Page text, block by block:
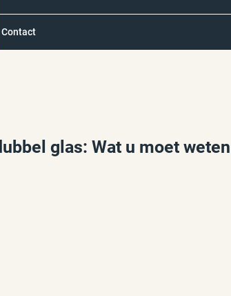
Contact
glas: Wat u moet weten